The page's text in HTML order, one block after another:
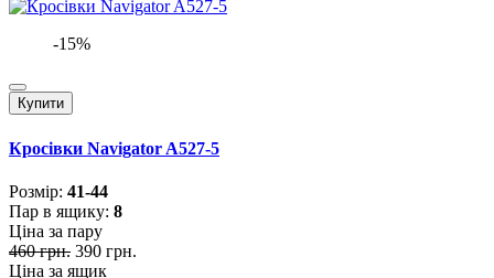
-15%
Купити
Кросівки Navigator A527-5
Розмiр: 41-44
Пар в ящику: 8
Ціна за пару
460 грн. 390 грн.
Ціна за ящик